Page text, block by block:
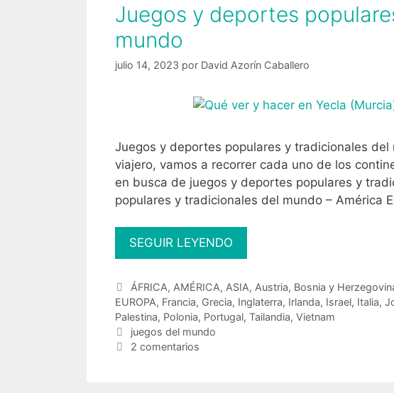
Juegos y deportes
mundo
julio 14, 2023 por David Azorín Caballero
Juegos y deportes populares y tradicionales
viajero, vamos a recorrer cada uno de los
en busca de juegos y deportes populares y
populares y tradicionales del mundo – América
SEGUIR LEYENDO
y
populares
y
Categorías
ÁFRICA, AMÉRICA, ASIA, Austria, Bosnia y
EUROPA, Francia, Grecia, Inglaterra, Irlanda, Israel, Italia,
Palestina, Polonia, Portugal, Tailandia, Vietnam
Etiquetas
juegos del mundo
2 comentarios